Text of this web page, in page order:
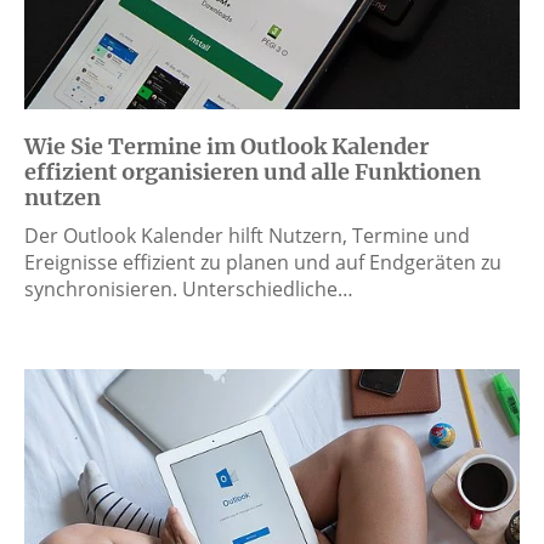
Wie Sie Termine im Outlook Kalender
effizient organisieren und alle Funktionen
nutzen
Der Outlook Kalender hilft Nutzern, Termine und
Ereignisse effizient zu planen und auf Endgeräten zu
synchronisieren. Unterschiedliche…